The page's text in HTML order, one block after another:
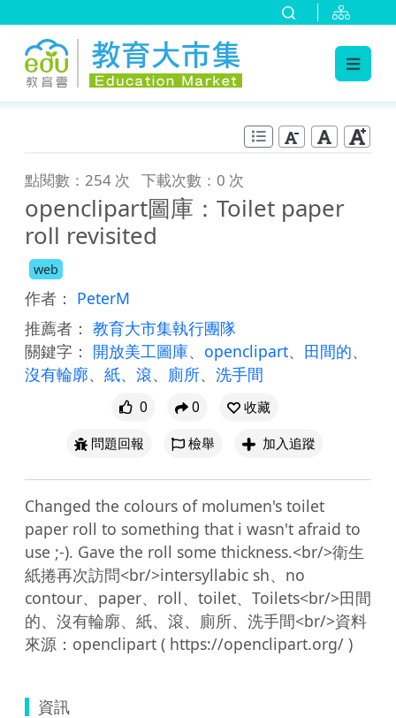
點閱數：254 次 下載次數：0 次
openclipart圖庫：Toilet paper
roll revisited
web
作者： PeterM
推薦者： 教育大市集執行團隊
關鍵字： 開放美工圖庫、 openclipart、 田間的、
沒有輪廓、 紙、 滾、 廁所、 洗手間
0 0
收藏
問題回報
檢舉 加入追蹤
Changed the colours of molumen's toilet
paper roll to something that i wasn't afraid to
use ;-). Gave the roll some thickness.<br/>衛生
紙捲再次訪問<br/>intersyllabic sh、no
contour、paper、roll、toilet、Toilets<br/>田間
的、沒有輪廓、紙、滾、廁所、洗手間<br/>資料
資訊